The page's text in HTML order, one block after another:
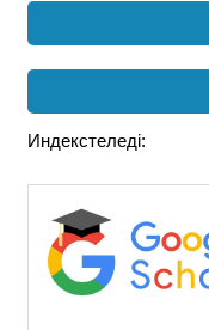
Индекстеледі: